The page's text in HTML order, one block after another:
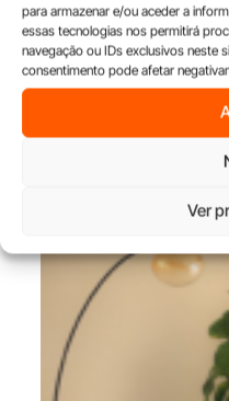
para armazenar e/ou aceder a
essas tecnologias nos permitirá
navegação ou IDs exclusivos neste
consentimento pode afetar
Ver